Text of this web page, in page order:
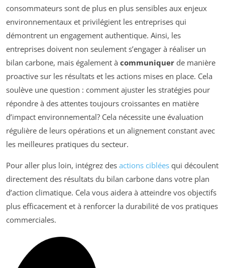
consommateurs sont de plus en plus sensibles aux enjeux
environnementaux et privilégient les entreprises qui
démontrent un engagement authentique. Ainsi, les
entreprises doivent non seulement s’engager à réaliser un
bilan carbone, mais également à communiquer de manière
proactive sur les résultats et les actions mises en place. Cela
soulève une question : comment ajuster les stratégies pour
répondre à des attentes toujours croissantes en matière
d’impact environnemental? Cela nécessite une évaluation
régulière de leurs opérations et un alignement constant avec
les meilleures pratiques du secteur.
Pour aller plus loin, intégrez des actions ciblées qui découlent
directement des résultats du bilan carbone dans votre plan
d’action climatique. Cela vous aidera à atteindre vos objectifs
plus efficacement et à renforcer la durabilité de vos pratiques
commerciales.